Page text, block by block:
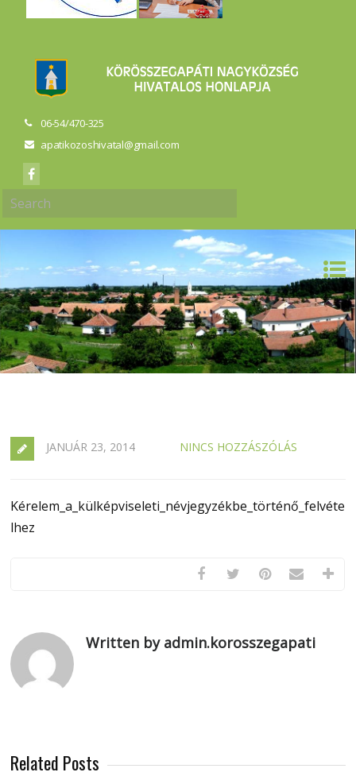
06-54/470-325
apatikozoshivatal@gmail.com
JANUÁR 23, 2014 NINCS HOZZÁSZÓLÁS
Kérelem_a_külképviseleti_névjegyzékbe_történő_felvéte
lhez
Written by admin.korosszegapati
Related Posts